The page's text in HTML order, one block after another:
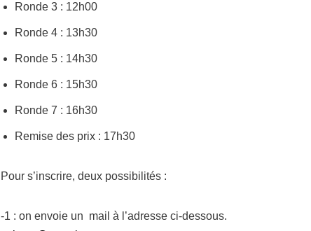
Ronde 3 : 12h00
Ronde 4 : 13h30
Ronde 5 : 14h30
Ronde 6 : 15h30
Ronde 7 : 16h30
Remise des prix : 17h30
Pour s’inscrire, deux possibilités :
-1 : on envoie un mail à l’adresse ci-dessous.